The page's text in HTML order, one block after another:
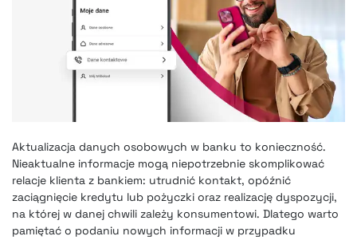
Aktualizacja danych osobowych w banku to konieczność.
Nieaktualne informacje mogą niepotrzebnie skomplikować
relacje klienta z bankiem: utrudnić kontakt, opóźnić
zaciągnięcie kredytu lub pożyczki oraz realizację dyspozycji,
na której w danej chwili zależy konsumentowi. Dlatego warto
pamiętać o podaniu nowych informacji w przypadku